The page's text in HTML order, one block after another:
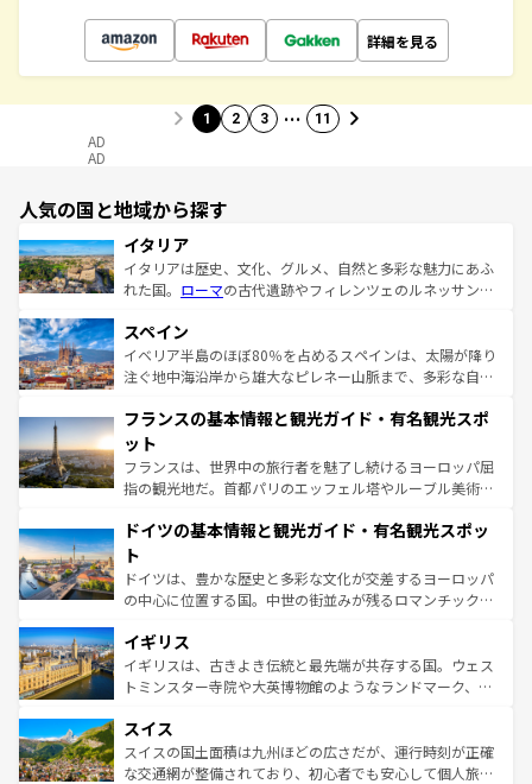
詳細を見る
1 2 3 … 11
AD
AD
人気の国と地域から探す
イタリア
イタリアは歴史、文化、グルメ、自然と多彩な魅力にあふ
れた国。 ローマの古代遺跡やフィレンツェのルネッサンス
ろん、トスカーナの美しい田園風景やアマルフィ海岸の絶
景など、自然景観も見逃せない。観光の合間には、本場の
ピザやパスタなど、絶品のイタリア料理を堪能することも
ませてくれるイタリアで、忘れられない旅をしてみよう！
なお、新着のイタリア情報は
しい。
スペイン
イベリア半島のほぼ80％を占めるスペインは、太陽が降り
注ぐ地中海沿岸から雄大なピレネー山脈まで、多彩な自然
文化が根付くこの国では、情熱的なフラメンコ、熱気あふ
れる闘牛、そして美味しいタパスが生活の一部となってい
る。首都マドリードの洗練された雰囲気や、バルセロナの
アートに溢れた街角から、地方では古代ローマ遺跡や中世
せる。地方によって風土や気候が異なるスペインはその個
ンテンツ一覧 を参照してほしい。
フランスの基本情報と観光ガイド・有名観光スポ
ット
フランスは、世界中の旅行者を魅了し続けるヨーロッパ屈
指の観光地だ。首都パリのエッフェル塔やルーブル美術館
で、幅広い魅力が詰まっている。華麗な宮殿、歴史的な大
聖堂、美しいビーチ、そして豊かな自然が、訪れる者を心
から魅了する。また、フランスは美食の国としても知ら
れ、フランス料理はユネスコ無形文化遺産にも登録されて
香り高いラベンダー畑など、多彩な楽しみ方が可能だ。さ
らに、パリ以外の地域にも魅力が溢れており、どの街角に
も豊かな歴史と文化が息づいている。パリ以外の個性あふ
を参照してほしい。
ドイツの基本情報と観光ガイド・有名観光スポッ
ト
ドイツは、豊かな歴史と多彩な文化が交差するヨーロッパ
の中心に位置する国。中世の街並みが残るロマンチック街
顔を持つこの国は、どこを歩いても飽きることがない。ベ
ルリンの文化的活気、バイエルン州のアルプスの絶景、そ
してライン川沿いのワイン畑といった風景は必見。ビール
は、お酒好きな人にはぜひ体験してほしい。 なお、新着の
ドイツ情報はコンテンツ一覧を参照してほしい。
イギリス
イギリスは、古きよき伝統と最先端が共存する国。ウェス
トミンスター寺院や大英博物館のようなランドマーク、歴
リアごとに異なる魅力がある。また、優雅なアフタヌーン
ティー、ビール好きにはたまらない英国パブ、サッカー観
戦など、本場だからこそできる体験も豊富。イギリスを旅
スイス
スイスの国土面積は九州ほどの広さだが、運行時刻が正確
な交通網が整備されており、初心者でも安心して個人旅行